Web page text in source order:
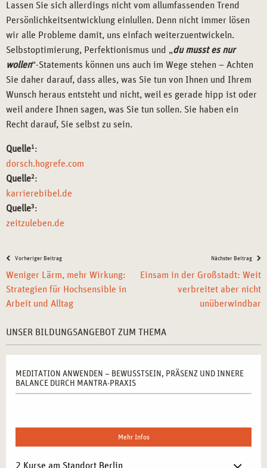
Lassen Sie sich allerdings nicht vom allumfassenden Trend
Persönlichkeitsentwicklung einlullen. Denn nicht immer lösen
wir alle Probleme damit, uns einfach weiterzuentwickeln.
Selbstoptimierung, Perfektionismus und „du musst es nur
wollen“-Statements können uns auch im Wege stehen – Achten
Sie daher darauf, dass alles, was Sie tun von Ihnen und Ihrem
Wunsch heraus entsteht und nicht, weil es gerade hipp ist oder
weil andere Ihnen sagen, was Sie tun sollen. Sie haben ein
Recht darauf, Sie selbst zu sein.
Quelle1 :
dorsch.hogrefe.com
Quelle2:
karrierebibel.de
Quelle3 :
zeitzuleben.de
Vorheriger Beitrag
Weniger Lärm, mehr Wirkung:
Strategien für Hochsensible in
Arbeit und Alltag
Nächster Beitrag
Einsam in der Großstadt: Weit
verbreitet aber nicht
unüberwindbar
UNSER BILDUNGSANGEBOT ZUM THEMA
MEDITATION ANWENDEN – BEWUSSTSEIN, PRÄSENZ UND INNERE
BALANCE DURCH MANTRA-PRAXIS
Mehr Infos
2 Kurse am Standort Berlin